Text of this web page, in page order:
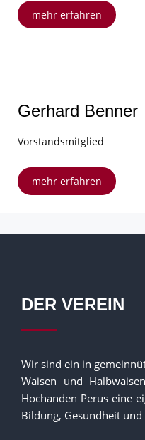
mehr erfahren
Gerhard Benner
Vorstandsmitglied
mehr erfahren
DER VEREIN
Wir sind ein in
Waisen und
Hochanden Perus eine
Bildung, Gesundheit